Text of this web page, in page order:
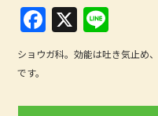
F
a
c
X
n
e
ショウガ科。効能は吐き気止め
です。